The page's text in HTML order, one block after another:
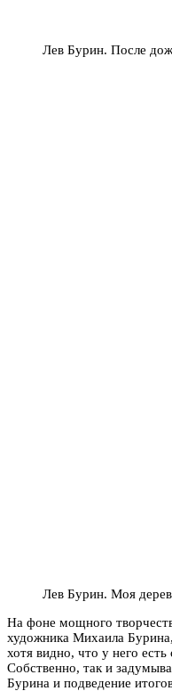
Лев Бурин. После
Лев Бурин. Моя
На фоне мощного
художника Михаила Бурина,
хотя видно, что у него
Собственно, так и
Бурина и подведение